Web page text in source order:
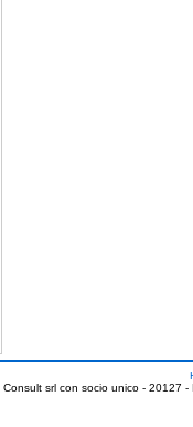
Consult srl con socio unico - 20127